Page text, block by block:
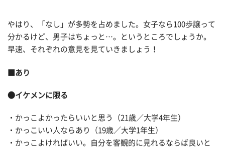
やはり、「なし」が多勢を占めました。女子なら100歩譲って
分かるけど、男子はちょっと…。というところでしょうか。
早速、それぞれの意見を見ていきましょう！
■あり
●イケメンに限る
・かっこよかったらいいと思う（21歳／大学4年生）
・かっこいい人ならあり（19歳／大学1年生）
・かっこよければいい。自分を客観的に見れるならば良いと